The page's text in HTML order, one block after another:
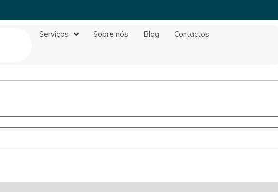
Serviços Sobre nós Blog Contactos